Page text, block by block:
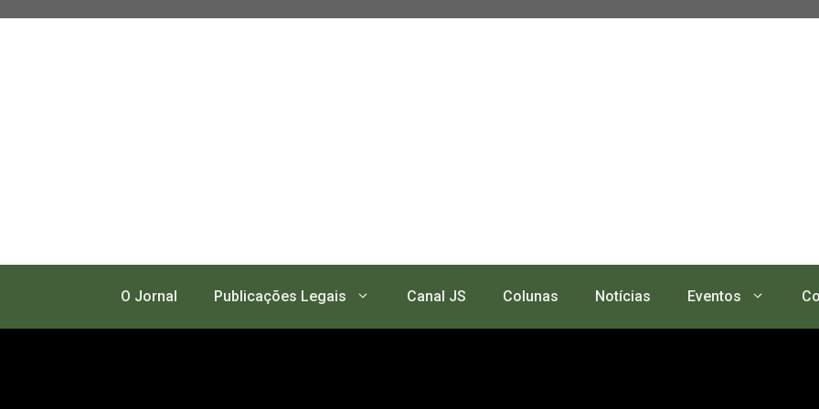
O Jornal Publicações Legais Canal JS Colunas Notícias Eventos